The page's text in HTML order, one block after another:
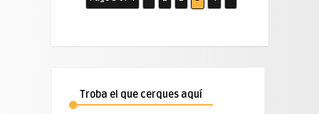
Troba el que cerques aquí